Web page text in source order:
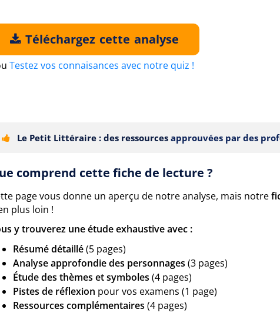
Téléchargez cette analyse
Testez vos connaisances avec notre quiz !
Le Petit Littéraire : des ressources approuvées par des
comprend cette fiche de lecture ?
page vous donne un aperçu de notre analyse, mais notre
plus loin !
y trouverez une étude exhaustive avec :
Résumé détaillé(5 pages)
Analyse approfondie des personnages (3 pages)
Étude des thèmes et symboles (4 pages)
Pistes de réflexion pour vos examens (1 page)
Ressources complémentaires (4 pages)